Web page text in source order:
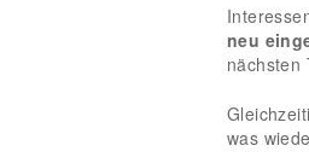
neu
nächsten
was